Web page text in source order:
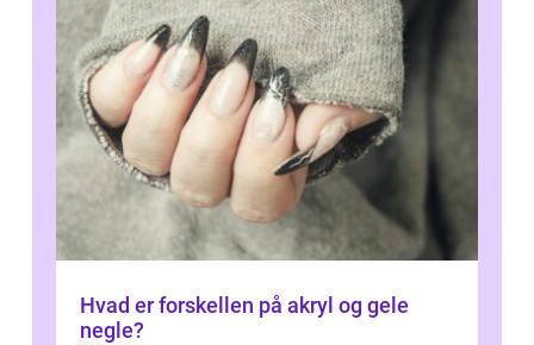
Hvad er forskellen på akryl og gele
negle?